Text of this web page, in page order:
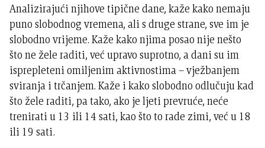
Analizirajući njihove tipične dane, kaže kako nemaju
puno slobodnog vremena, ali s druge strane, sve im je
slobodno vrijeme. Kaže kako njima posao nije nešto
što ne žele raditi, već upravo suprotno, a dani su im
isprepleteni omiljenim aktivnostima – vježbanjem
sviranja i trčanjem. Kaže i kako slobodno odlučuju kad
što žele raditi, pa tako, ako je ljeti prevruće, neće
trenirati u 13 ili 14 sati, kao što to rade zimi, već u 18
ili 19 sati.